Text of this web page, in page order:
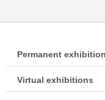
Permanent exhibition
Virtual exhibitions